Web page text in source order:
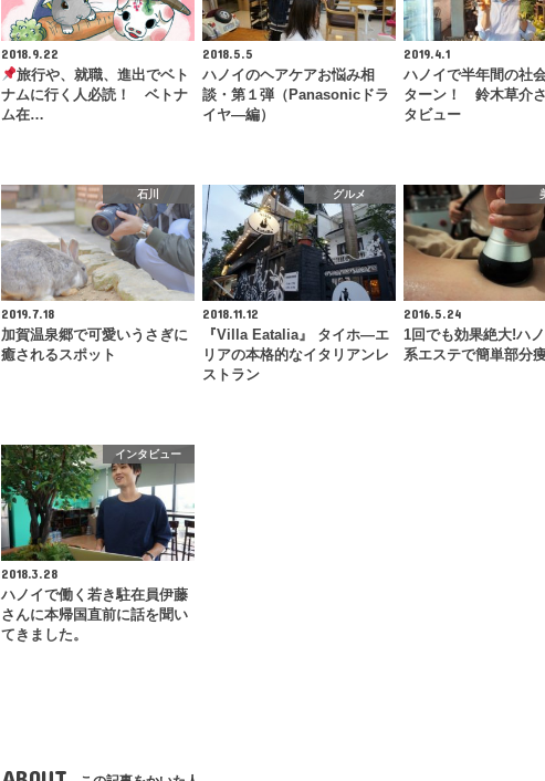
2018.9.22
旅行や、就職、進出でベト
ナムに行く人必読！ ベトナ
ム在…
2018.5.5
ハノイのヘアケアお悩み相
談・第１弾（Panasonicドラ
イヤ―編）
2019.4.1
ハノイで半年間の社
ターン！ 鈴木草介
タビュー
石川
2019.7.18
加賀温泉郷で可愛いうさぎに
癒されるスポット
グルメ
2018.11.12
『Villa Eatalia』 タイホ―エ
リアの本格的なイタリアンレ
ストラン
2016.5.24
1回でも効果絶大!ハ
系エステで簡単部分
インタビュー
2018.3.28
ハノイで働く若き駐在員伊藤
さんに本帰国直前に話を聞い
てきました。